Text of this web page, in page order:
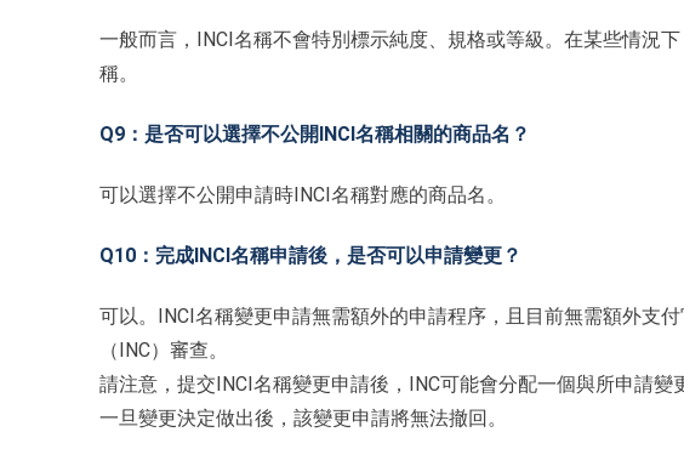
一般而言，INCI名稱不會特別標示純度、規格或等級。在某些情況
稱。
Q9：是否可以選擇不公開INCI名稱相關的商品名？
可以選擇不公開申請時INCI名稱對應的商品名。
Q10：完成INCI名稱申請後，是否可以申請變更？
可以。INCI名稱變更申請無需額外的申請程序，且目前無需額外支
（INC）審查。
請注意，提交INCI名稱變更申請後，INC可能會分配一個與所申請
一旦變更決定做出後，該變更申請將無法撤回。